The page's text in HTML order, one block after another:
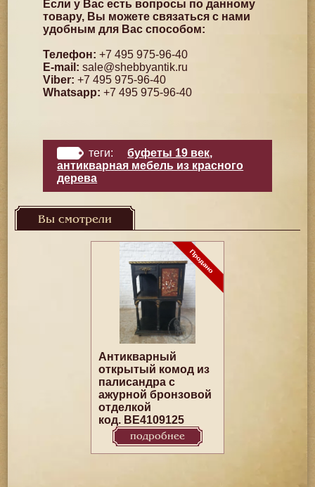
Если у Вас есть вопросы по данному
товару, Вы можете связаться с нами
удобным для Вас способом:
Телефон: +7 495 975-96-40
E-mail: sale@shebbyantik.ru
Viber: +7 495 975-96-40
Whatsapp: +7 495 975-96-40
теги: буфеты 19 век,
антикварная мебель из красного
дерева
Вы смотрели
Антикварный
открытый комод из
палисандра с
ажурной бронзовой
отделкой
код. BE4109125
подробнее